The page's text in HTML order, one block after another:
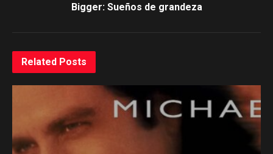
Bigger: Sueños de grandeza
Related Posts